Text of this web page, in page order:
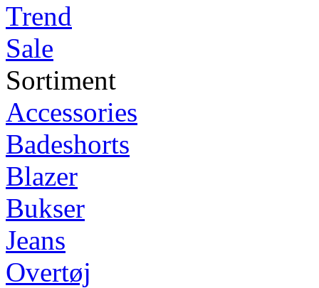
Trend
Sale
Sortiment
Accessories
Badeshorts
Blazer
Bukser
Jeans
Overtøj